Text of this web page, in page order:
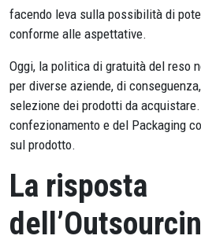
facendo leva sulla possibilità di
conforme alle aspettative.
Oggi, la politica di gratuità del reso
per diverse aziende, di
selezione dei prodotti da
confezionamento e del Packaging
sul prodotto.
La risposta